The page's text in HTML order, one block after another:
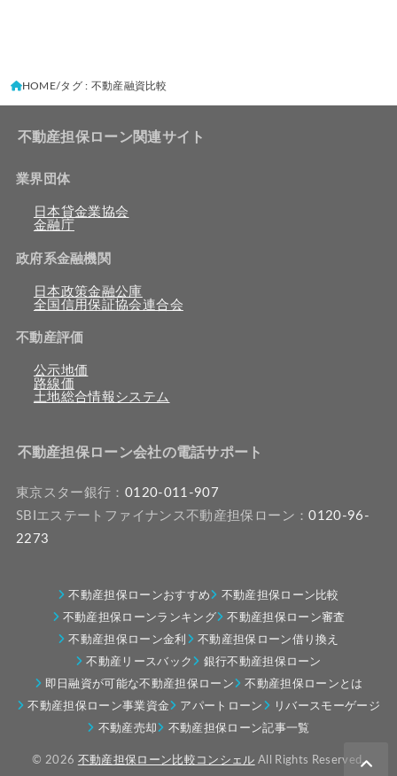
HOME タグ : 不動産融資比較
不動産担保ローン関連サイト
業界団体
日本貸金業協会
金融庁
政府系金融機関
日本政策金融公庫
全国信用保証協会連合会
不動産評価
公示地価
路線価
土地総合情報システム
不動産担保ローン会社の電話サポート
東京スター銀行： 0120-011-907
SBIエステートファイナンス不動産担保ローン：0120-96-
2273
不動産担保ローンおすすめ
不動産担保ローン比較
不動産担保ローンランキング
不動産担保ローン審査
不動産担保ローン金利
不動産担保ローン借り換え
不動産リースバック
銀行不動産担保ローン
即日融資が可能な不動産担保ローン
不動産担保ローンとは
不動産担保ローン事業資金
アパートローン
リバースモーゲージ
不動産売却
不動産担保ローン記事一覧
© 2026 不動産担保ローン比較コンシェル All Rights Reserved.